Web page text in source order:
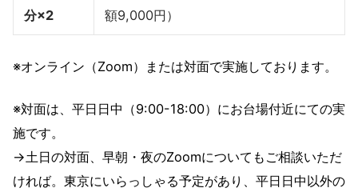
分×2
額9,000円）
※オンライン（Zoom）または対面で実施しております。
※対面は、平日日中（9:00-18:00）にお台場付近にての実
施です。
→土日の対面、早朝・夜のZoomについてもご相談いただ
ければ。東京にいらっしゃる予定があり、平日日中以外の